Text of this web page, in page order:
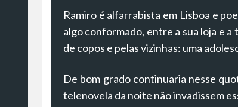
Ramiro é alfarrabista em Lisboa e
algo conformado, entre a sua loja e
de copos e pelas vizinhas: uma
De bom grado continuaria nesse
telenovela da noite não invadissem